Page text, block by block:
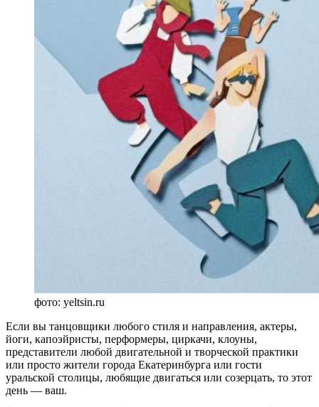
фото: yeltsin.ru
Если вы танцовщики любого стиля и направления, актеры,
йоги, капоэйристы, перформеры, циркачи, клоуны,
представители любой двигательной и творческой практики
или просто жители города Екатеринбурга или гости
уральской столицы, любящие двигаться или созерцать, то этот
день — ваш.